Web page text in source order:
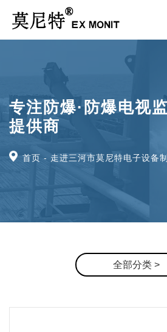
专注防爆·防爆电视
提供商
首页 走进三河市莫尼特电子设备
全部分类 >